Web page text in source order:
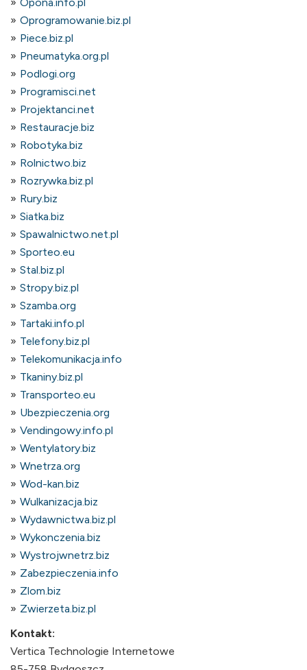
Oprogramowanie.biz.pl
Piece.biz.pl
Pneumatyka.org.pl
Podlogi.org
Programisci.net
Projektanci.net
Restauracje.biz
Robotyka.biz
Rolnictwo.biz
Rozrywka.biz.pl
Rury.biz
Siatka.biz
Spawalnictwo.net.pl
Sporteo.eu
Stal.biz.pl
Stropy.biz.pl
Szamba.org
Tartaki.info.pl
Telefony.biz.pl
Telekomunikacja.info
Tkaniny.biz.pl
Transporteo.eu
Ubezpieczenia.org
Vendingowy.info.pl
Wentylatory.biz
Wnetrza.org
Wod-kan.biz
Wulkanizacja.biz
Wydawnictwa.biz.pl
Wykonczenia.biz
Wystrojwnetrz.biz
Zabezpieczenia.info
Zlom.biz
Zwierzeta.biz.pl
Kontakt:
Vertica Technologie Internetowe